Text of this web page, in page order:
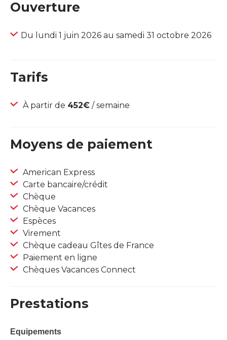
Ouverture
Du lundi 1 juin 2026 au samedi 31 octobre 2026
Tarifs
À partir de 452€ / semaine
Moyens de paiement
American Express
Carte bancaire/crédit
Chèque
Chèque Vacances
Espèces
Virement
Chèque cadeau Gîtes de France
Paiement en ligne
Chèques Vacances Connect
Prestations
Equipements